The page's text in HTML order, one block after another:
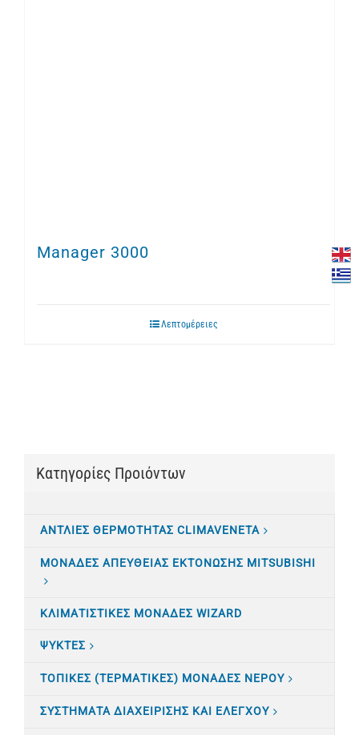
Manager 3000
Λεπτομέρειες
Κατηγορίες Προιόντων
ΑΝΤΛΙΕΣ ΘΕΡΜΟΤΗΤΑΣ CLIMAVENETA
ΜΟΝΑΔΕΣ ΑΠΕΥΘΕΙΑΣ ΕΚΤΟΝΩΣΗΣ MITSUBISHI
ΚΛΙΜΑΤΙΣTΙΚΕΣ ΜΟΝΑΔΕΣ WIZARD
ΨΥΚΤΕΣ
ΤΟΠΙΚΕΣ (ΤΕΡΜΑΤΙΚΕΣ) ΜΟΝΑΔΕΣ ΝΕΡΟΥ
ΣΥΣΤΗΜΑΤΑ ΔΙΑΧΕΙΡΙΣΗΣ ΚΑΙ ΕΛΕΓΧΟΥ